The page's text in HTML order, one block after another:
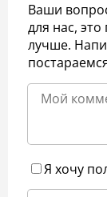
Ваши
для нас,
лучше.
Я хочу